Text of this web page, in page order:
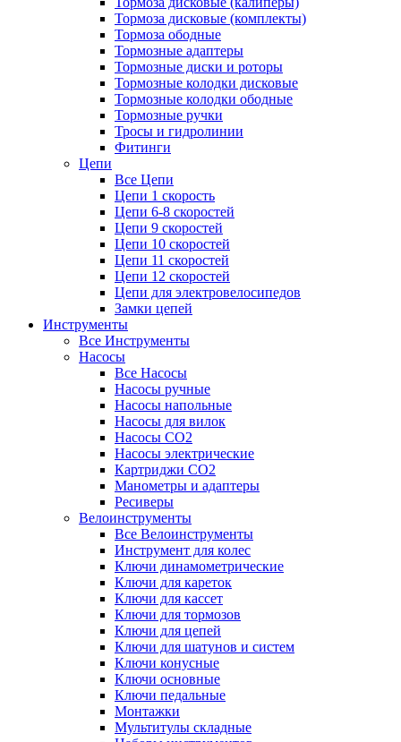
Тормоза дисковые (комплекты)
Тормоза ободные
Тормозные адаптеры
Тормозные диски и роторы
Тормозные колодки дисковые
Тормозные колодки ободные
Тормозные ручки
Тросы и гидролинии
Фитинги
Цепи
Все Цепи
Цепи 1 скорость
Цепи 6-8 скоростей
Цепи 9 скоростей
Цепи 10 скоростей
Цепи 11 скоростей
Цепи 12 скоростей
Цепи для электровелосипедов
Замки цепей
Инструменты
Все Инструменты
Насосы
Все Насосы
Насосы ручные
Насосы напольные
Насосы для вилок
Насосы CO2
Насосы электрические
Картриджи CO2
Манометры и адаптеры
Ресиверы
Велоинструменты
Все Велоинструменты
Инструмент для колес
Ключи динамометрические
Ключи для кареток
Ключи для кассет
Ключи для тормозов
Ключи для цепей
Ключи для шатунов и систем
Ключи конусные
Ключи основные
Ключи педальные
Монтажки
Мультитулы складные